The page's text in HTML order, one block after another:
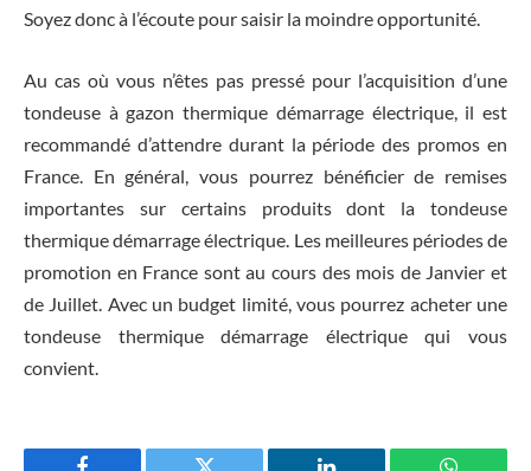
Soyez donc à l’écoute pour saisir la moindre opportunité.
Au cas où vous n’êtes pas pressé pour l’acquisition d’une
tondeuse à gazon thermique démarrage électrique, il est
recommandé d’attendre durant la période des promos en
France. En général, vous pourrez bénéficier de remises
importantes sur certains produits dont la tondeuse
thermique démarrage électrique. Les meilleures périodes de
promotion en France sont au cours des mois de Janvier et
de Juillet. Avec un budget limité, vous pourrez acheter une
tondeuse thermique démarrage électrique qui vous
convient.